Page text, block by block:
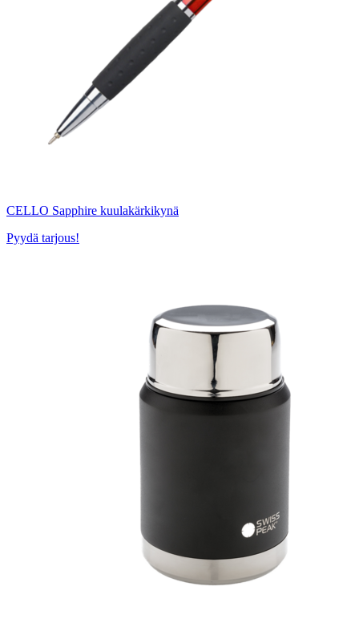
CELLO Sapphire kuulakärkikynä
Pyydä tarjous!